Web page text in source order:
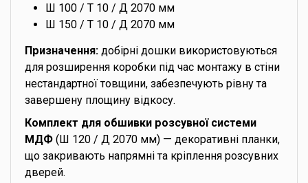
Ш 100 / Т 10 / Д 2070 мм
Ш 150 / Т 10 / Д 2070 мм
Призначення: добірні дошки використовуються
для розширення коробки під час монтажу в стіни
нестандартної товщини, забезпечують рівну та
завершену площину відкосу.
Комплект для обшивки розсувної системи
МДФ (Ш 120 / Д 2070 мм) — декоративні планки,
що закривають напрямні та кріплення розсувних
дверей.